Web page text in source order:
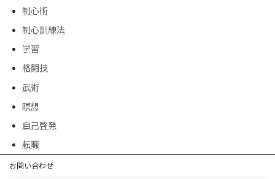
制心術
制心訓練法
学習
格闘技
武術
瞑想
自己啓発
転職
お問い合わせ